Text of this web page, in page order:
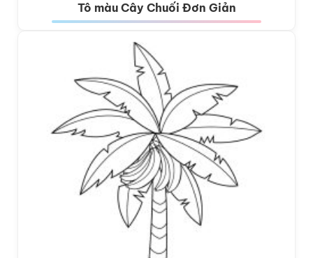
Tô màu Cây Chuối Đơn Giản